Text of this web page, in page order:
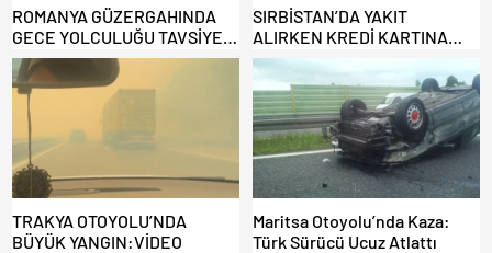
ROMANYA GÜZERGAHINDA
GECE YOLCULUĞU TAVSİYE
EDİLMİYOR: ALTERNATİF
KAPILAR ZAMAN
KAZANDIRIYOR!
SIRBİSTAN’DA YAKIT
ALIRKEN KREDİ KARTINA
DİKKAT: MAĞDUR OLMAYIN!
TRAKYA OTOYOLU’NDA
BÜYÜK YANGIN:VİDEO
Maritsa Otoyolu’nda Kaza:
Türk Sürücü Ucuz Atlattı